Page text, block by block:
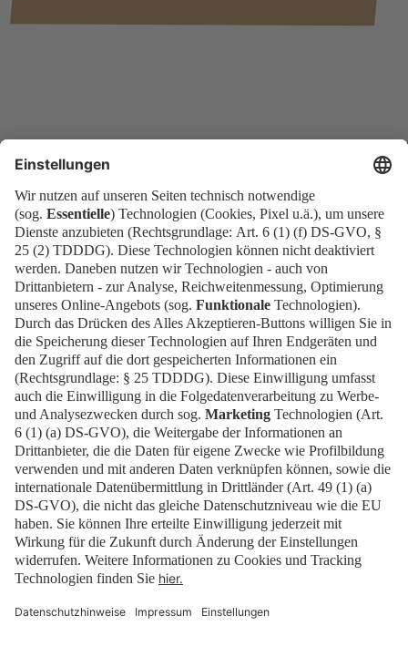
Presse
EN
KontaktDownloadsNewsletterImpressum
DatenschutzCookies
Erklärung zur Barrierefreiheit